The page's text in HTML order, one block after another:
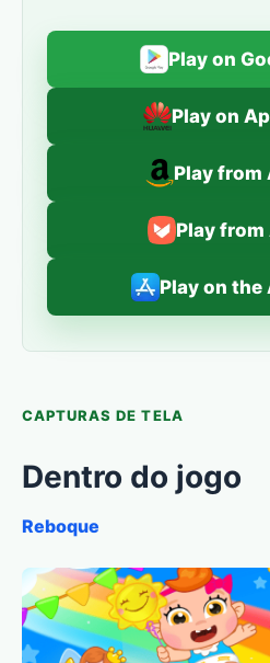
Play on
Play on
Play from
Play
Play on the
CAPTURAS DE TELA
Dentro do jogo
Reboque